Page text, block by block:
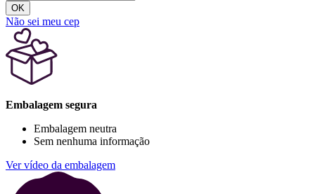
OK
Não sei meu cep
Embalagem segura
Embalagem neutra
Sem nenhuma informação
Ver vídeo da embalagem